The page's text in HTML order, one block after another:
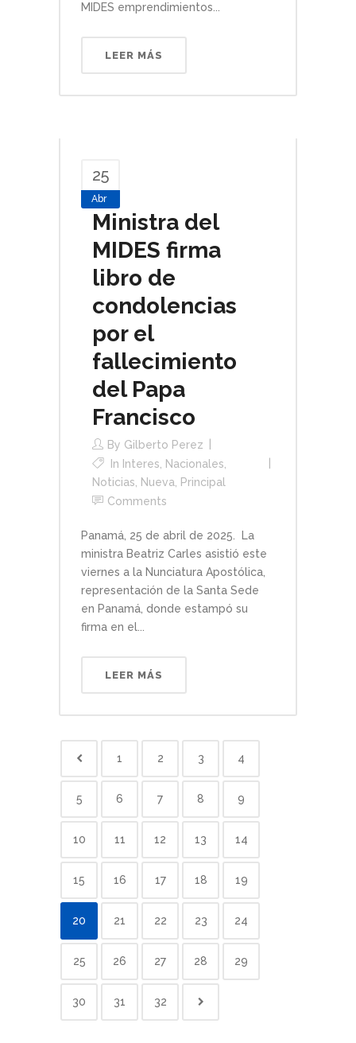
MIDES emprendimientos...
LEER MÁS
25
Abr
Ministra del
MIDES firma
libro de
condolencias
por el
fallecimiento
del Papa
Francisco
By Gilberto Perez
In Interes Nacionales
Noticias
Nueva
Principal
Comments
Panamá, 25 de abril de 2025. La
ministra Beatriz Carles asistió este
viernes a la Nunciatura Apostólica,
representación de la Santa Sede
en Panamá, donde estampó su
firma en el...
LEER MÁS
1 2 3 4
5 6 7 8 9
10 11 12 13 14
15 16 17 18 19
20 21 22 23 24
25 26 27 28 29
30 31 32